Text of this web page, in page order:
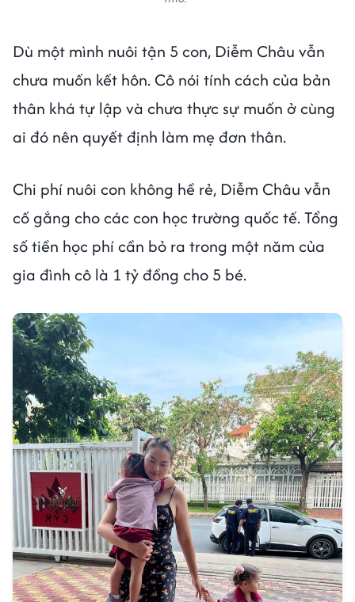
Dù một mình nuôi tận 5 con, Diễm Châu vẫn
chưa muốn kết hôn. Cô nói tính cách của bản
thân khá tự lập và chưa thực sự muốn ở cùng
ai đó nên quyết định làm mẹ đơn thân.
Chi phí nuôi con không hề rẻ, Diễm Châu vẫn
cố gắng cho các con học trường quốc tế. Tổng
số tiền học phí cần bỏ ra trong một năm của
gia đình cô là 1 tỷ đồng cho 5 bé.